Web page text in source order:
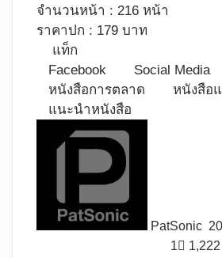
จำนวนหน้า : 216 หน้า
ราคาปก : 179 บาท
แท็ก
Facebook
Social Media
หนังสือการตลาด
หนังสือ
แนะนำหนังสือ
PatSonic
1
1,222